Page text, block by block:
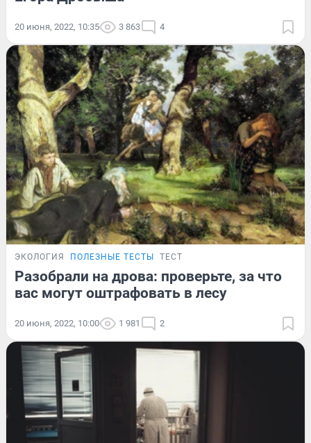
20 июня, 2022, 10:35 3 863 4
ЭКОЛОГИЯ ПОЛЕЗНЫЕ ТЕСТЫ ТЕСТ
Разобрали на дрова: проверьте, за что
вас могут оштрафовать в лесу
20 июня, 2022, 10:00 1 981 2